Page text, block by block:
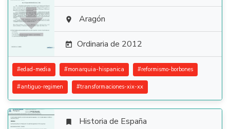
  Aragón
 Ordinaria de 2012
#edad-media #monarquia-hispanica #reformismo-borbones
#antiguo-regimen #transformaciones-xix-xx
 Historia de España